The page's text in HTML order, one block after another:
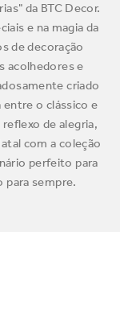
da BTC Decor.
e na magia da
de decoração
acolhedores e
criado
entre o clássico e
de alegria,
com a coleção
perfeito para
sempre.